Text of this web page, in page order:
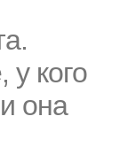
у кого
она